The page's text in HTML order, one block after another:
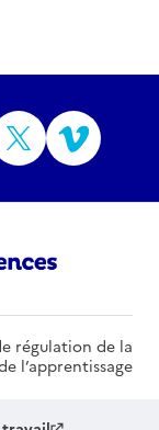
régulation de la
l’apprentissage